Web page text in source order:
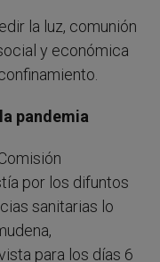
la luz, comunión
y económica
pandemia
por los difuntos
sanitarias lo
para los días 6